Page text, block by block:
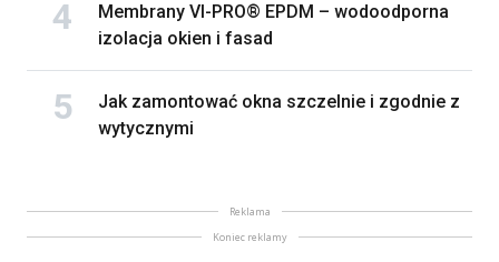
Membrany VI-PRO® EPDM – wodoodporna
izolacja okien i fasad
Jak zamontować okna szczelnie i zgodnie z
wytycznymi
Reklama
Koniec reklamy